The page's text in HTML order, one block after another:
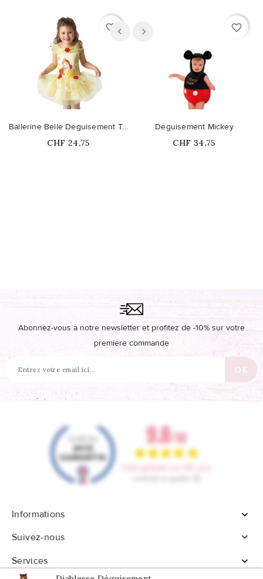
favorite_border
Ballerine Belle Déguisement Tutu
Prix
CHF 24,75
favorite_border
Déguisement Mickey
Prix
CHF 34,75
Abonnez-vous à notre newsletter et profitez de -10% sur votre
première commande
Informations

Suivez-nous

Services
